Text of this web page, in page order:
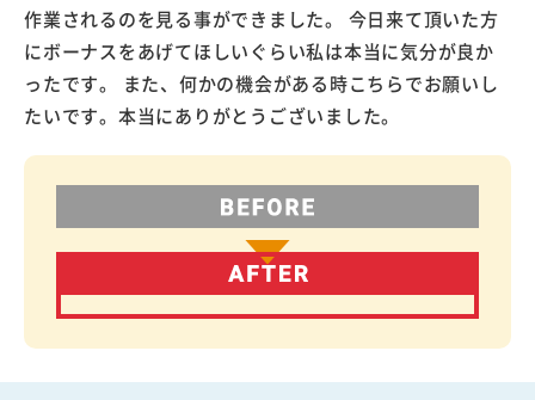
作業されるのを見る事ができました。 今日来て頂いた方
にボーナスをあげてほしいぐらい私は本当に気分が良か
ったです。 また、何かの機会がある時こちらでお願いし
たいです。本当にありがとうございました。